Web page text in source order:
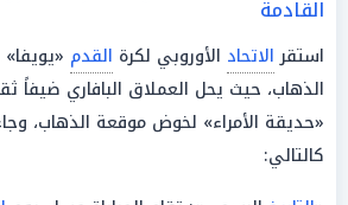
القادمة
استقرالاتحاد الأوروبي لكرة القدم
الذهاب، حيث يحل العملاق البافاري ضيفاً
«حديقة الأمراء» لخوض موقعة الذهاب،
كالتالي: